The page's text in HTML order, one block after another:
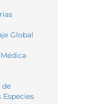
Global
de
Especies